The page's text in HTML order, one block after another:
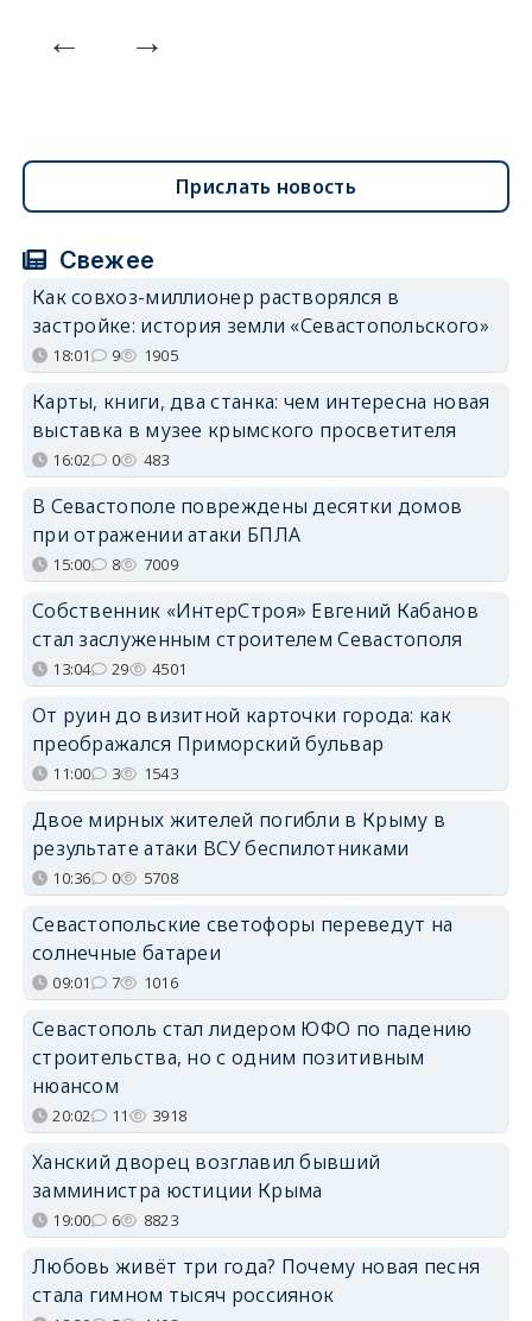
Прислать новость
Свежее
Как совхоз-миллионер растворялся в
застройке: история земли «Севастопольского»
18:01 9 1905
Карты, книги, два станка: чем интересна новая
выставка в музее крымского просветителя
16:02 0 483
В Севастополе повреждены десятки домов
при отражении атаки БПЛА
15:00 8 7009
Собственник «ИнтерСтроя» Евгений Кабанов
стал заслуженным строителем Севастополя
13:04 29 4501
От руин до визитной карточки города: как
преображался Приморский бульвар
11:00 3 1543
Двое мирных жителей погибли в Крыму в
результате атаки ВСУ беспилотниками
10:36 0 5708
Севастопольские светофоры переведут на
солнечные батареи
09:01 7 1016
Севастополь стал лидером ЮФО по падению
строительства, но с одним позитивным
нюансом
20:02 11 3918
Ханский дворец возглавил бывший
замминистра юстиции Крыма
19:00 6 8823
Любовь живёт три года? Почему новая песня
стала гимном тысяч россиянок